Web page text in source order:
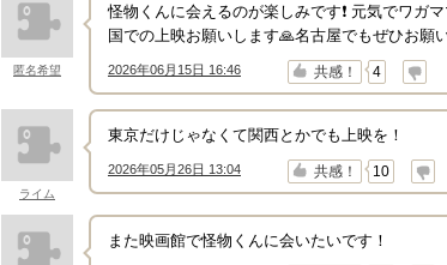
匿名希望
怪物くんに会えるのが楽しみです❗️ 元気でワガ
国での上映お願いします🙏名古屋でもぜひお願い
2026年06月15日 16:46
↑ 共感！ 4
↓
ライム
東京だけじゃなくて関西とかでも上映を！
2026年05月26日 13:04
↑ 共感！ 10
↓
また映画館で怪物くんに会いたいです！